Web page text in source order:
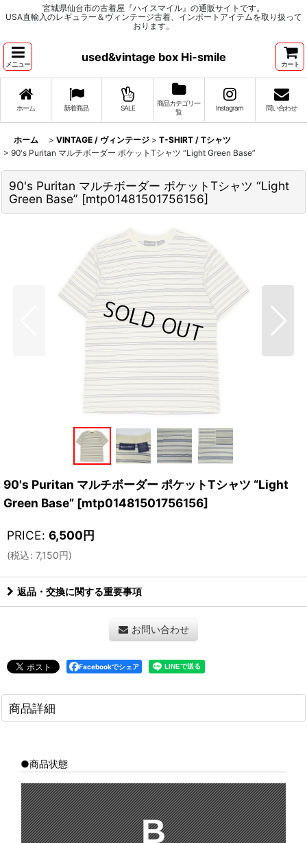
宮城県仙台市の古着屋『ハイスマイル』の通販サイトです。
USA直輸入のレギュラー＆ヴィンテージ古着、インポートアイテムを取り扱って
おります。
メニュー
used&vintage box Hi-smile
カート
ホーム 新着商品 SALE
商品カテゴリ一
覧
Instagram 問い合わせ
ホーム > VINTAGE / ヴィンテージ > T-SHIRT / Tシャツ
> 90's Puritan マルチボーダー ポケットTシャツ “Light Green Base”
90's Puritan マルチボーダー ポケットTシャツ “Light
Green Base” [mtp01481501756156]
90's Puritan マルチボーダー ポケットTシャツ “Light
Green Base” [mtp01481501756156]
PRICE: 6,500円
(税込: 7,150円)
返品・交換に関する重要事項
お問い合わせ
Facebookでシェア
商品詳細
●商品状態
B